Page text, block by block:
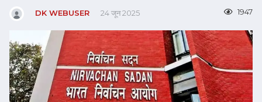
DK WEBUSER 24 जून 2025 1947